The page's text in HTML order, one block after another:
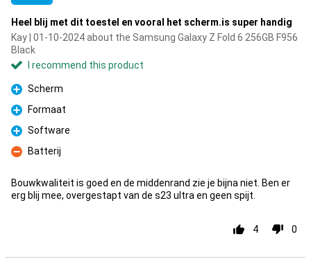
Heel blij met dit toestel en vooral het scherm.is super handig
Kay | 01-10-2024 about the Samsung Galaxy Z Fold 6 256GB F956
Black
I recommend this product
Pro
Scherm
Pro
Formaat
Pro
Software
Con
Batterij
Bouwkwaliteit is goed en de middenrand zie je bijna niet. Ben er
erg blij mee, overgestapt van de s23 ultra en geen spijt.
4 0